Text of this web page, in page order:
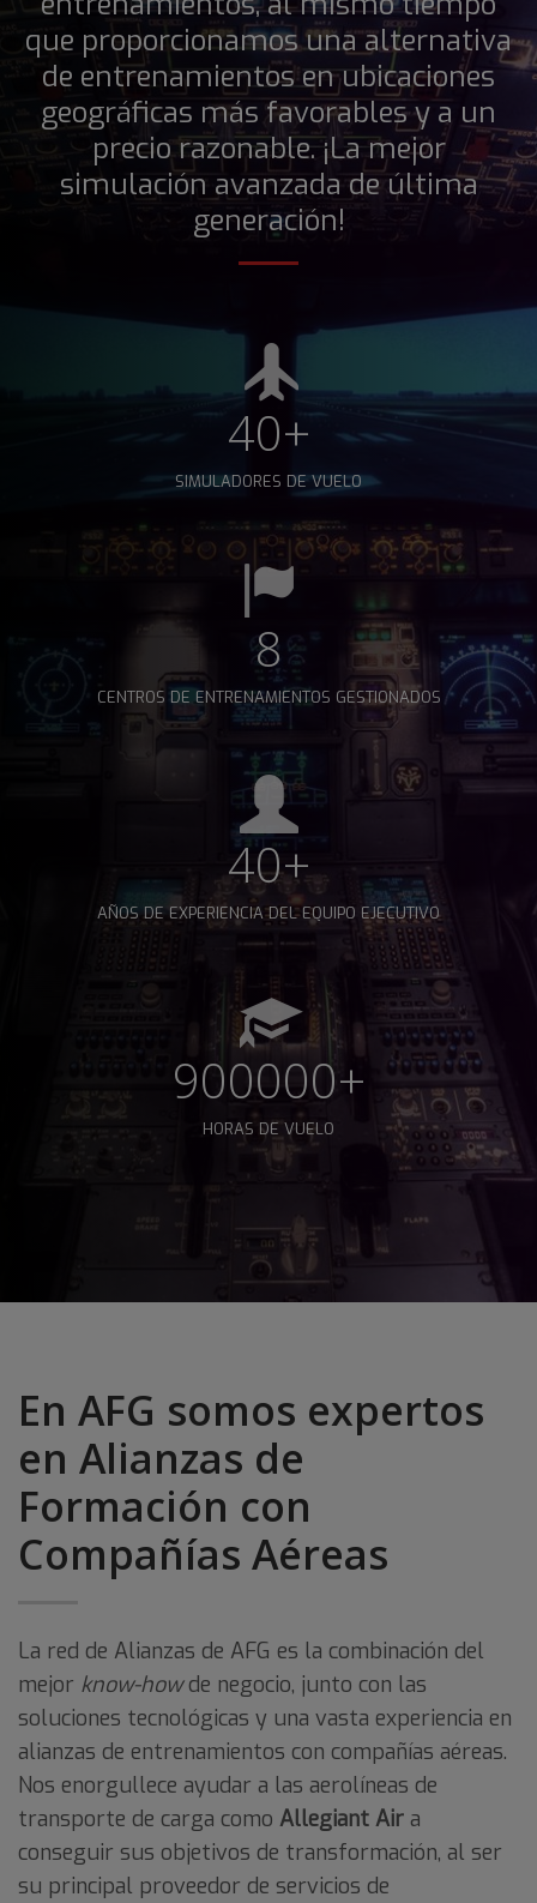
que proporcionamos una alternativa
de entrenamientos en ubicaciones
geográficas más favorables y a un
precio razonable. ¡La mejor
simulación avanzada de última
generación!
40+
SIMULADORES DE VUELO
8
CENTROS DE ENTRENAMIENTOS GESTIONADOS
40+
AÑOS DE EXPERIENCIA DEL EQUIPO EJECUTIVO
900000+
HORAS DE VUELO
En AFG somos expertos
en Alianzas de
Formación con
Compañías Aéreas
La red de Alianzas de AFG es la combinación del
mejor know-howde negocio, junto con las
soluciones tecnológicas y una vasta experiencia en
alianzas de entrenamientos con compañías aéreas.
Nos enorgullece ayudar a las aerolíneas de
transporte de carga como Allegiant Air a
conseguir sus objetivos de transformación, al ser
su principal proveedor de servicios de